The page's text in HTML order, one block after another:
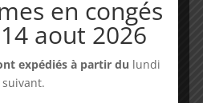
en congés
aout 2026
expédiés à partir du lundi
suivant.